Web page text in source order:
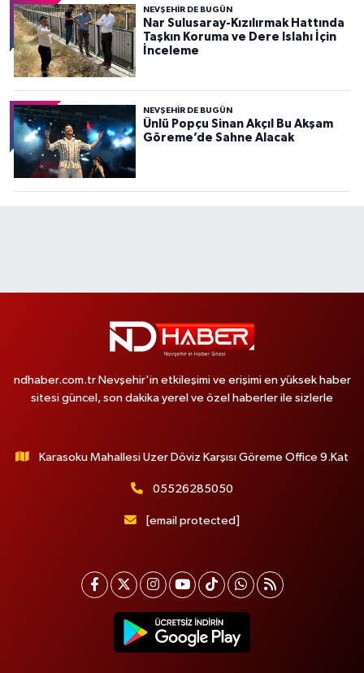
NEVŞEHIR DE BUGÜN
Nar Sulusaray-Kızılırmak Hattında
Taşkın Koruma ve Dere Islahı İçin
İnceleme
NEVŞEHIR DE BUGÜN
Ünlü Popçu Sinan Akçıl Bu Akşam
Göreme’de Sahne Alacak
ndhaber.com.tr Nevşehir'in etkileşimi ve erişimi en yüksek haber
sitesi güncel, son dakika yerel ve özel haberler ile sizlerle
Karasoku Mahallesi Uzer Döviz Karşısı Göreme Office 9.Kat
05526285050
[email protected]